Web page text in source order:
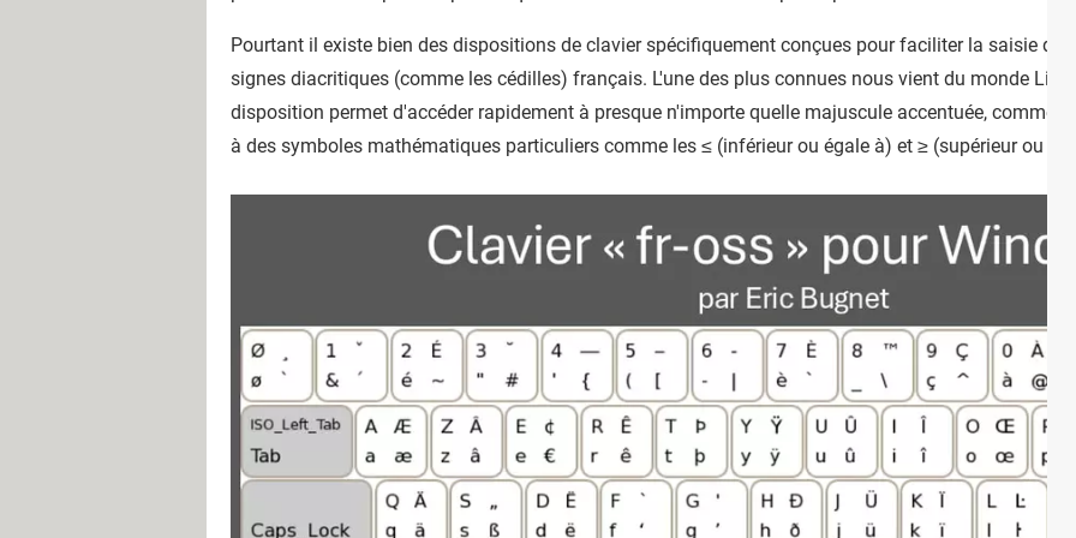
Pourtant il existe bien des dispositions de clavier spécifiquement conçues pour faciliter la saisie
signes diacritiques (comme les cédilles) français. L'une des plus connues nous vient du monde
disposition permet d'accéder rapidement à presque n'importe quelle majuscule accentuée, comme
à des symboles mathématiques particuliers comme les ≤ (inférieur ou égale à) et ≥ (supérieur ou